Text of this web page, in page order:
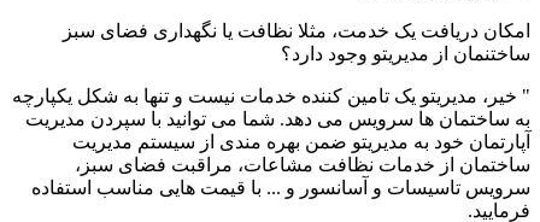
امکان دریافت یک خدمت، مثلا نظافت یا نگهداری فضای سبز
ساختنمان از مدیریتو وجود دارد؟
" خیر، مدیریتو یک تامین کننده خدمات نیست و تنها به شکل یکپارچه
به ساختمان ها سرویس می دهد. شما می توانید با سپردن مدیریت
آپارتمان خود به مدیریتو ضمن بهره مندی از سیستم مدیریت
ساختمان از خدمات نظافت مشاعات، مراقبت فضای سبز،
سرویس تاسیسات و آسانسور و ... با قیمت هایی مناسب استفاده
فرمایید.